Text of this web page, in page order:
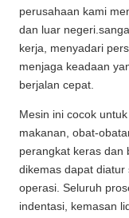
perusahaan kami
dan luar
kerja, menyadari
menjaga keadaan
berjalan cepat.
Mesin ini cocok
makanan, obat-
perangkat keras dan
dikemas dapat
operasi. Seluruh
indentasi, kemasan